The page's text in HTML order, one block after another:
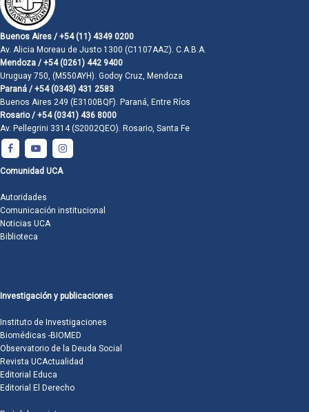
Buenos Aires / +54 (11) 4349 0200
Av. Alicia Moreau de Justo 1300 (C1107AAZ). C.A.B.A.
Mendoza / +54 (0261) 442 9400
Uruguay 750, (M550AYH). Godoy Cruz, Mendoza
Paraná / +54 (0343) 431 2583
Buenos Aires 249 (E3100BQF). Paraná, Entre Ríos
Rosario / +54 (0341) 436 8000
Av. Pellegrini 3314 (S2002QEO). Rosario, Santa Fe
Comunidad UCA
Autoridades
Comunicación institucional
Noticias UCA
Biblioteca
Investigación y publicaciones
Instituto de Investigaciones
Biomédicas -BIOMED
Observatorio de la Deuda Social
Revista UCActualidad
Editorial Educa
Editorial El Derecho